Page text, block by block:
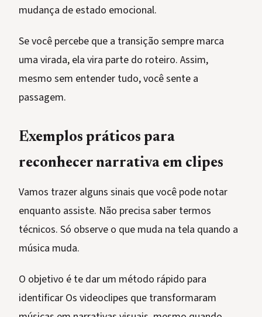
mudança de estado emocional.
Se você percebe que a transição sempre marca
uma virada, ela vira parte do roteiro. Assim,
mesmo sem entender tudo, você sente a
passagem.
Exemplos práticos para
reconhecer narrativa em clipes
Vamos trazer alguns sinais que você pode notar
enquanto assiste. Não precisa saber termos
técnicos. Só observe o que muda na tela quando a
música muda.
O objetivo é te dar um método rápido para
identificar Os videoclipes que transformaram